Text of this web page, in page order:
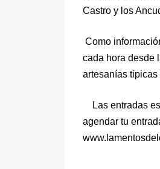
Castro y los
Como
cada hora desde
artesanías tipicas
Las entradas
agendar tu